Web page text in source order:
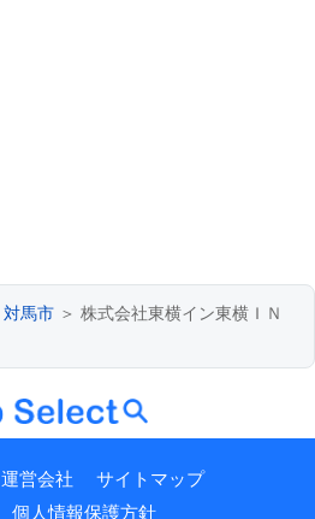
対馬市 ＞ 株式会社東横イン東横ＩＮ
運営会社
サイトマップ
個人情報保護方針